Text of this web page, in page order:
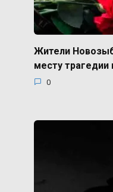
Жители
месту трагедии
0